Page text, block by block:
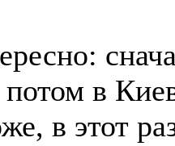
в
в этот